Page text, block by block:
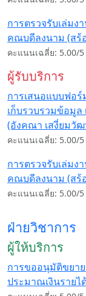
การตรวจรับเล่ม
คณบดีลงนาม (สร้
คะแนนเฉลี่ย: 5.00/
ผู้รับบริการ
การเสนอแบบฟอ
เก็บรวบรวมข้อมูล
(อังคณา เสงี่ยมวั
คะแนนเฉลี่ย: 5.00/
การตรวจรับเล่ม
คณบดีลงนาม (สร้
คะแนนเฉลี่ย: 5.00/
ฝ่ายวิชาการ
ผู้ให้บริการ
การขออนุมัติขยา
ประมาณเงินรายไ